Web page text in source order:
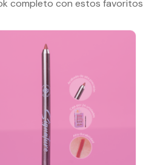
completo con estos favoritos